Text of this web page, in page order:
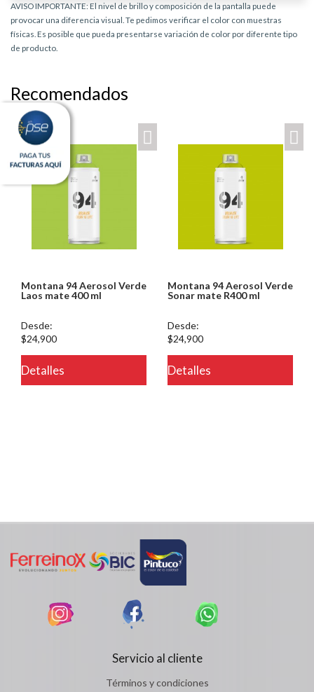
AVISO IMPORTANTE: El nivel de brillo y composición de la pantalla puede
provocar una diferencia visual. Te pedimos verificar el color con muestras
físicas. Es posible que pueda presentarse variación de color por diferente tipo
de producto.
Recomendados
Montana 94 Aerosol Verde
Laos mate 400 ml
Desde:
$24,900
Detalles
Montana 94 Aerosol Verde
Sonar mate R400 ml
Desde:
$24,900
Detalles
Servicio al cliente
Términos y condiciones